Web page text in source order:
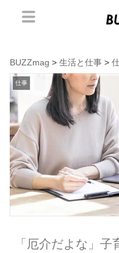
BUZZmag > 生活と仕事 >
仕事
「厄介だよな」